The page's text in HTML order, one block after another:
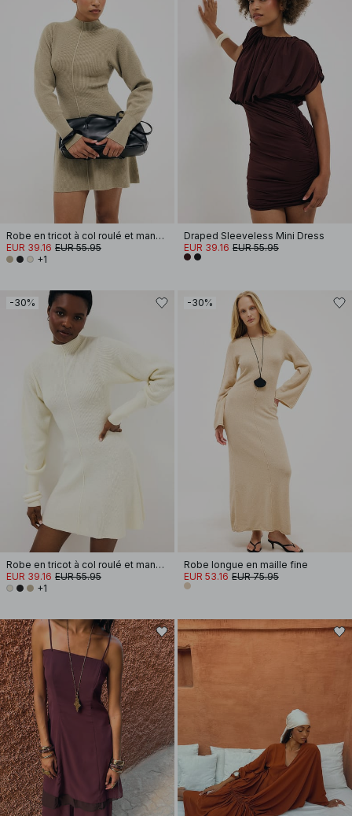
Robe en tricot à col roulé et manches ballon
EUR 39.16 EUR 55.95
+1
Draped Sleeveless Mini Dress
EUR 39.16 EUR 55.95
-30%
Robe en tricot à col roulé et manches ballon
EUR 39.16 EUR 55.95
+1
-30%
Robe longue en maille fine
EUR 53.16 EUR 75.95